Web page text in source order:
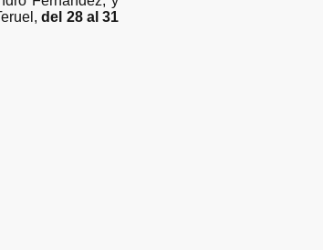
del 28 al 31